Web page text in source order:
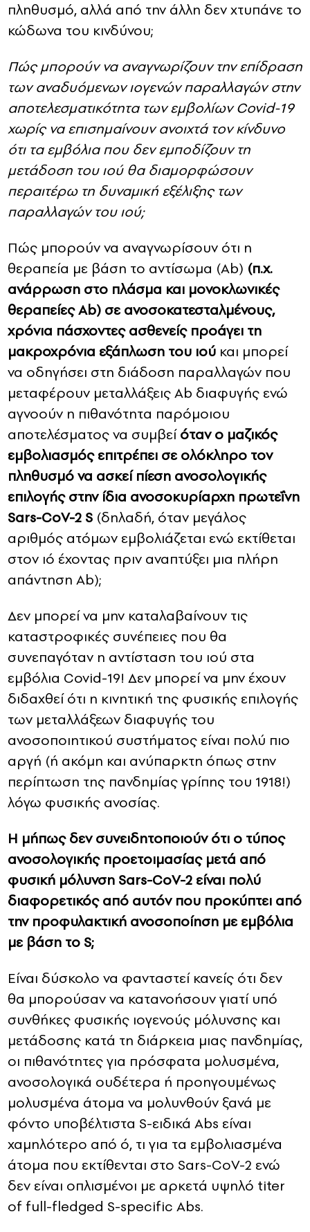
πληθυσμό, αλλά από την άλλη δεν χτυπάνε το
κώδωνα του κινδύνου;
Πώς μπορούν να αναγνωρίζουν την επίδραση
των αναδυόμενων ιογενών παραλλαγών στην
αποτελεσματικότητα των εμβολίων Covid-19
χωρίς να επισημαίνουν ανοιχτά τον κίνδυνο
ότι τα εμβόλια που δεν εμποδίζουν τη
μετάδοση του ιού θα διαμορφώσουν
περαιτέρω τη δυναμική εξέλιξης των
παραλλαγών του ιού;
Πώς μπορούν να αναγνωρίσουν ότι η
θεραπεία με βάση το αντίσωμα (Ab) (π.χ.
ανάρρωση στο πλάσμα και μονοκλωνικές
θεραπείες Ab) σε ανοσοκατεσταλμένους,
χρόνια πάσχοντες ασθενείς προάγει τη
μακροχρόνια εξάπλωση του ιού και μπορεί
να οδηγήσει στη διάδοση παραλλαγών που
μεταφέρουν μεταλλάξεις Ab διαφυγής ενώ
αγνοούν η πιθανότητα παρόμοιου
αποτελέσματος να συμβείόταν ο μαζικός
εμβολιασμός επιτρέπει σε ολόκληρο τον
πληθυσμό να ασκεί πίεση ανοσολογικής
επιλογής στην ίδια ανοσοκυρίαρχη πρωτεΐνη
Sars-CoV-2 S (δηλαδή, όταν μεγάλος
αριθμός ατόμων εμβολιάζεται ενώ εκτίθεται
στον ιό έχοντας πριν αναπτύξει μια πλήρη
απάντηση Ab);
Δεν μπορεί να μην καταλαβαίνουν τις
καταστροφικές συνέπειες που θα
συνεπαγόταν η αντίσταση του ιού στα
εμβόλια Covid-19! Δεν μπορεί να μην έχουν
διδαχθεί ότι η κινητική της φυσικής επιλογής
των μεταλλάξεων διαφυγής του
ανοσοποιητικού συστήματος είναι πολύ πιο
αργή (ή ακόμη και ανύπαρκτη όπως στην
περίπτωση της πανδημίας γρίπης του 1918!)
λόγω φυσικής ανοσίας.
Η μήπως δεν συνειδητοποιούν ότι ο τύπος
ανοσολογικής προετοιμασίας μετά από
φυσική μόλυνση Sars-CoV-2 είναι πολύ
διαφορετικός από αυτόν που προκύπτει από
την προφυλακτική ανοσοποίηση με εμβόλια
με βάση το S;
Είναι δύσκολο να φανταστεί κανείς ότι δεν
θα μπορούσαν να κατανοήσουν γιατί υπό
συνθήκες φυσικής ιογενούς μόλυνσης και
μετάδοσης κατά τη διάρκεια μιας πανδημίας,
οι πιθανότητες για πρόσφατα μολυσμένα,
ανοσολογικά ουδέτερα ή προηγουμένως
μολυσμένα άτομα να μολυνθούν ξανά με
φόντο υποβέλτιστα S-ειδικά Abs είναι
χαμηλότερο από ό, τι για τα εμβολιασμένα
άτομα που εκτίθενται στο Sars-CoV-2 ενώ
δεν είναι οπλισμένοι με αρκετά υψηλό titer
of full-fledged S-specific Abs.